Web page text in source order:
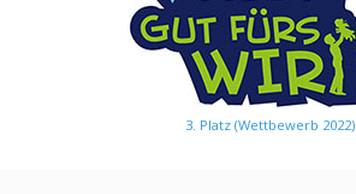
3. Platz (Wettbewerb 2022)